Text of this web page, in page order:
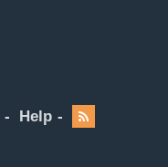
Help